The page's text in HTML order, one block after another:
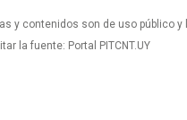
y contenidos son de uso público y
la fuente: Portal PITCNT.UY